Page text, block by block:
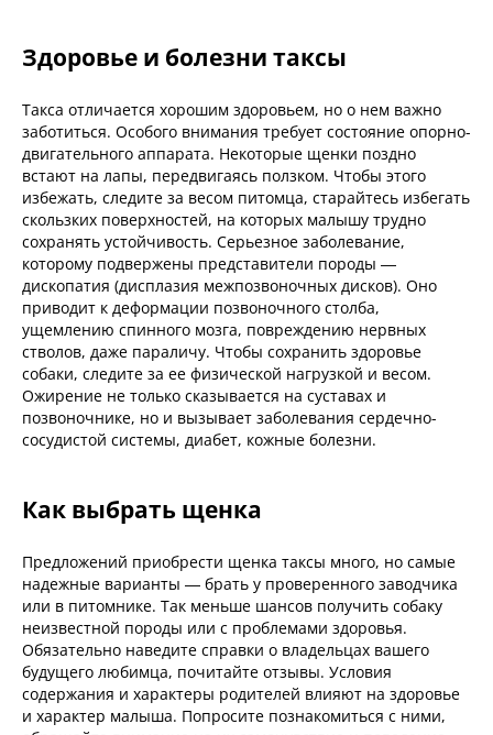
Здоровье и болезни таксы
Такса отличается хорошим здоровьем, но о нем важно
заботиться. Особого внимания требует состояние опорно-
двигательного аппарата. Некоторые щенки поздно
встают на лапы, передвигаясь ползком. Чтобы этого
избежать, следите за весом питомца, старайтесь избегать
скользких поверхностей, на которых малышу трудно
сохранять устойчивость. Серьезное заболевание,
которому подвержены представители породы —
дископатия (дисплазия межпозвоночных дисков). Оно
приводит к деформации позвоночного столба,
ущемлению спинного мозга, повреждению нервных
стволов, даже параличу. Чтобы сохранить здоровье
собаки, следите за ее физической нагрузкой и весом.
Ожирение не только сказывается на суставах и
позвоночнике, но и вызывает заболевания сердечно-
сосудистой системы, диабет, кожные болезни.
Как выбрать щенка
Предложений приобрести щенка таксы много, но самые
надежные варианты — брать у проверенного заводчика
или в питомнике. Так меньше шансов получить собаку
неизвестной породы или с проблемами здоровья.
Обязательно наведите справки о владельцах вашего
будущего любимца, почитайте отзывы. Условия
содержания и характеры родителей влияют на здоровье
и характер малыша. Попросите познакомиться с ними,